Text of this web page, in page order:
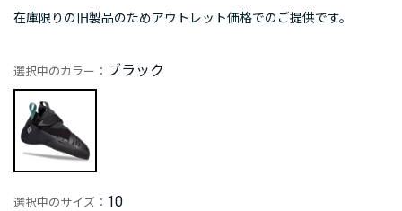
在庫限りの旧製品のためアウトレット価格でのご提供です。
選択中のカラー： ブラック
選択中のサイズ： 10